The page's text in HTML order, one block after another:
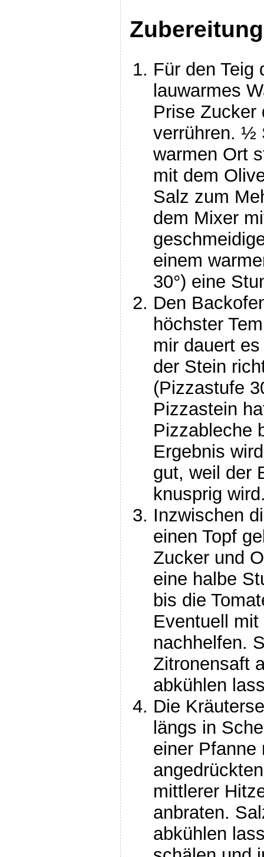
Für den Teig
lauwarmes
Prise Zucker
verrühren. ½
warmen Ort
mit dem
Salz zum
dem Mixer
einem
30°) eine
Den
höchster
mir dauert
der Stein
(Pizzastufe
Pizzastein
Pizzableche
Ergebnis
gut, weil der
knusprig
Inzwischen
einen Topf
Zucker und
eine halbe
bis die
Eventuell
nachhelfen.
Zitronensaft
abkühlen
Die
längs in
einer Pfanne
mittlerer
anbraten.
abkühlen